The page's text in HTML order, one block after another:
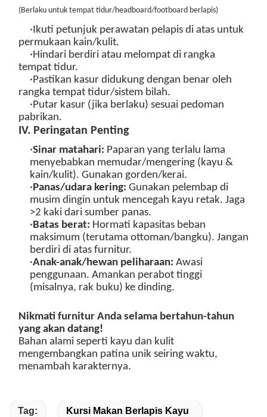
(Berlaku untuk tempat tidur/headboard/footboard berlapis)
·Ikuti petunjuk perawatan pelapis di atas untuk
permukaan kain/kulit.
·Hindari berdiri atau melompat di rangka
tempat tidur.
·Pastikan kasur didukung dengan benar oleh
rangka tempat tidur/sistem bilah.
·Putar kasur (jika berlaku) sesuai pedoman
pabrikan.
IV. Peringatan Penting
·Sinar matahari: Paparan yang terlalu lama
menyebabkan memudar/mengering (kayu &
kain/kulit). Gunakan gorden/kerai.
·Panas/udara kering: Gunakan pelembap di
musim dingin untuk mencegah kayu retak. Jaga
>2 kaki dari sumber panas.
·Batas berat: Hormati kapasitas beban
maksimum (terutama ottoman/bangku). Jangan
berdiri di atas furnitur.
·Anak-anak/hewan peliharaan: Awasi
penggunaan. Amankan perabot tinggi
(misalnya, rak buku) ke dinding.
Nikmati furnitur Anda selama bertahun-tahun
yang akan datang!
Bahan alami seperti kayu dan kulit
mengembangkan patina unik seiring waktu,
menambah karakternya.
Tag: Kursi Makan Berlapis Kayu